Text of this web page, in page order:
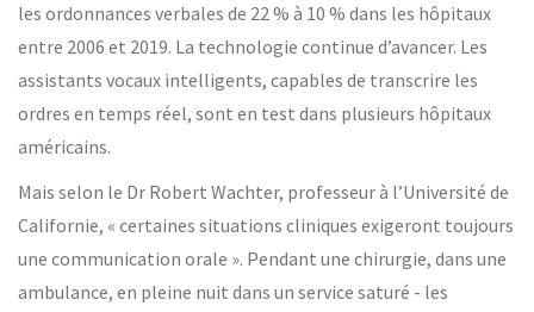
les ordonnances verbales de 22 % à 10 % dans les hôpitaux
entre 2006 et 2019. La technologie continue d’avancer. Les
assistants vocaux intelligents, capables de transcrire les
ordres en temps réel, sont en test dans plusieurs hôpitaux
américains.
Mais selon le Dr Robert Wachter, professeur à l’Université de
Californie, « certaines situations cliniques exigeront toujours
une communication orale ». Pendant une chirurgie, dans une
ambulance, en pleine nuit dans un service saturé - les